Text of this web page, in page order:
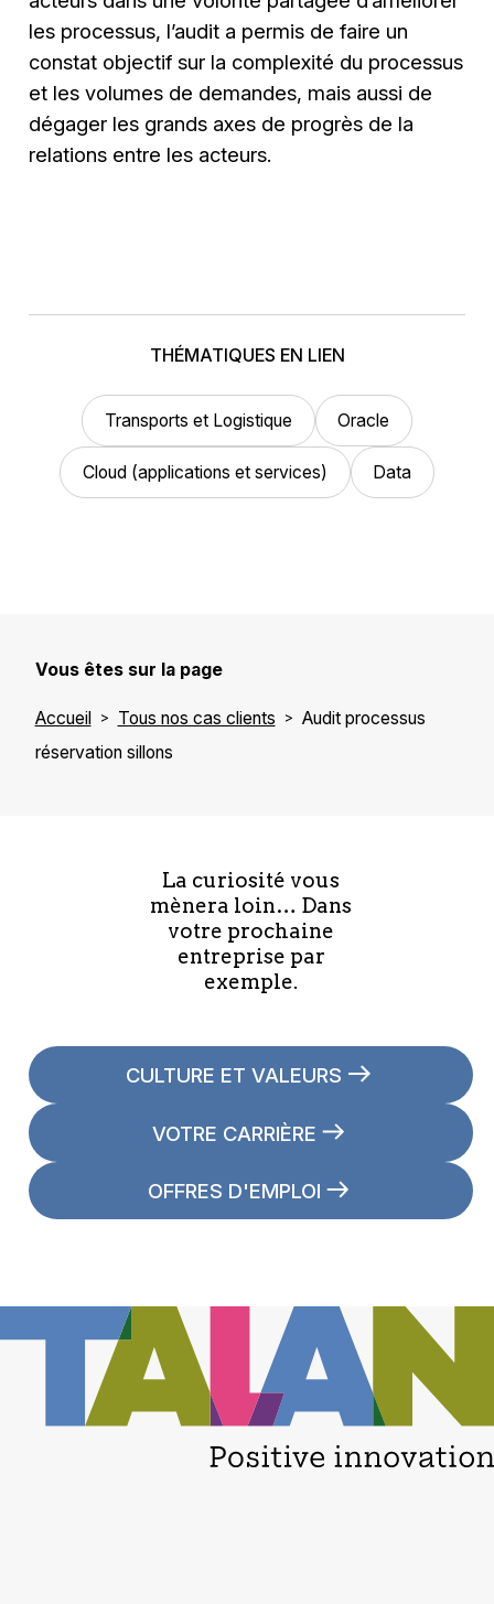
les processus, l’audit a permis de faire un
constat objectif sur la complexité du processus
et les volumes de demandes, mais aussi de
dégager les grands axes de progrès de la
relations entre les acteurs.
THÉMATIQUES EN LIEN
Transports et Logistique Oracle
Cloud (applications et services) Data
Vous êtes sur la page
Accueil Tous nos cas clients
Audit processus
réservation sillons
La curiosité vous
mènera loin… Dans
votre prochaine
entreprise par
exemple.
CULTURE ET VALEURS
VOTRE CARRIÈRE
OFFRES D'EMPLOI